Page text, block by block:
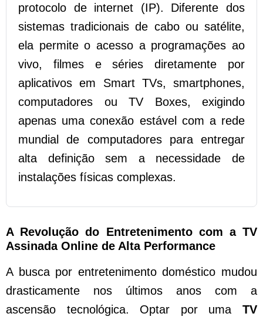
protocolo de internet (IP). Diferente dos
sistemas tradicionais de cabo ou satélite,
ela permite o acesso a programações ao
vivo, filmes e séries diretamente por
aplicativos em Smart TVs, smartphones,
computadores ou TV Boxes, exigindo
apenas uma conexão estável com a rede
mundial de computadores para entregar
alta definição sem a necessidade de
instalações físicas complexas.
A Revolução do Entretenimento com a TV
Assinada Online de Alta Performance
A busca por entretenimento doméstico mudou
drasticamente nos últimos anos com a
ascensão tecnológica. Optar por uma TV